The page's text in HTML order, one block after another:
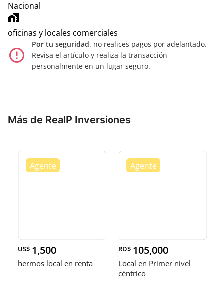
Nacional
home_work
oficinas y locales comerciales
error_outline
Por tu seguridad, no realices pagos por adelantado.
Revisa el artículo y realiza la transacción
personalmente en un lugar seguro.
Más de RealP Inversiones
US$ 1,500
hermos local en renta
RD$ 105,000
Local en Primer nivel
céntrico